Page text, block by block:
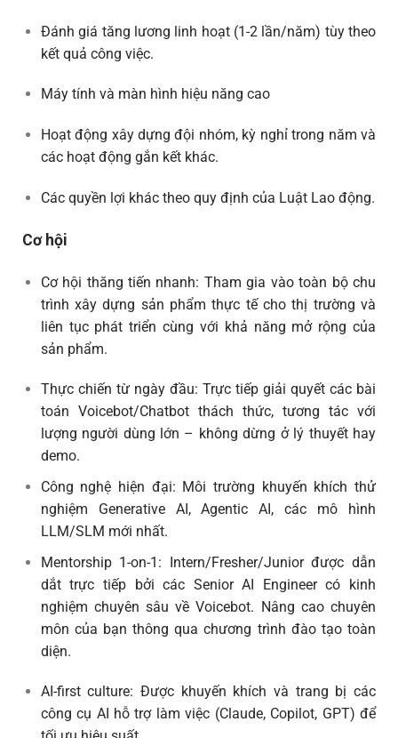
Đánh giá tăng lương linh hoạt (1-2 lần/năm) tùy theo
kết quả công việc.
Máy tính và màn hình hiệu năng cao
Hoạt động xây dựng đội nhóm, kỳ nghỉ trong năm và
các hoạt động gắn kết khác.
Các quyền lợi khác theo quy định của Luật Lao động.
Cơ hội
Cơ hội thăng tiến nhanh: Tham gia vào toàn bộ chu
trình xây dựng sản phẩm thực tế cho thị trường và
liên tục phát triển cùng với khả năng mở rộng của
sản phẩm.
Thực chiến từ ngày đầu: Trực tiếp giải quyết các bài
toán Voicebot/Chatbot thách thức, tương tác với
lượng người dùng lớn – không dừng ở lý thuyết hay
demo.
Công nghệ hiện đại: Môi trường khuyến khích thử
nghiệm Generative AI, Agentic AI, các mô hình
LLM/SLM mới nhất.
Mentorship 1-on-1: Intern/Fresher/Junior được dẫn
dắt trực tiếp bởi các Senior AI Engineer có kinh
nghiệm chuyên sâu về Voicebot. Nâng cao chuyên
môn của bạn thông qua chương trình đào tạo toàn
diện.
AI-first culture: Được khuyến khích và trang bị các
công cụ AI hỗ trợ làm việc (Claude, Copilot, GPT) để